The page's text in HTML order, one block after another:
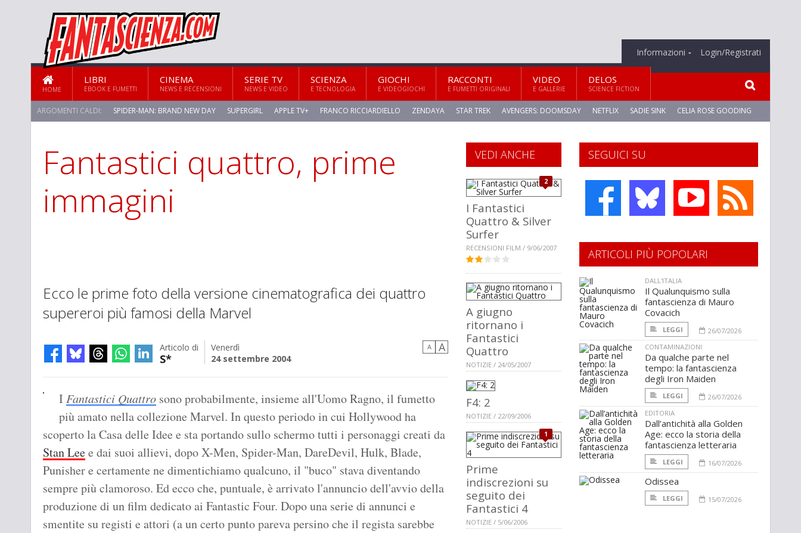
Informazioni Login/Registrati
HOME
LIBRI
EBOOK E FUMETTI
CINEMA
NEWS E RECENSIONI
SERIE TV
NEWS E VIDEO
SCIENZA
E TECNOLOGIA
GIOCHI
E VIDEOGIOCHI
RACCONTI
E FUMETTI ORIGINALI
VIDEO
E GALLERIE
DELOS
SCIENCE FICTION
ARGOMENTI CALDI: SPIDER-MAN: BRAND NEW DAY SUPERGIRL APPLE TV+ FRANCO RICCIARDIELLO ZENDAYA STAR TREK AVENGERS: DOOMSDAY NETFLIX SADIE SINK CELIA ROSE GOODING
Fantastici quattro, prime
immagini
Ecco le prime foto della versione cinematografica dei quattro
supereroi più famosi della Marvel
Articolo di
S*
Venerdì
24 settembre 2004
A A
I Fantastici Quattro sono probabilmente, insieme all'Uomo Ragno, il fumetto
più amato nella collezione Marvel. In questo periodo in cui Hollywood ha
scoperto la Casa delle Idee e sta portando sullo schermo tutti i personaggi creati da
Stan Leee dai suoi allievi, dopo X-Men, Spider-Man, DareDevil, Hulk, Blade,
Punisher e certamente ne dimentichiamo qualcuno, il "buco" stava diventando
sempre più clamoroso. Ed ecco che, puntuale, è arrivato l'annuncio dell'avvio della
produzione di un film dedicato ai Fantastic Four. Dopo una serie di annunci e
smentite su registi e attori (a un certo punto pareva persino che il regista sarebbe
SEGUICI SU
VEDI ANCHE
2
I Fantastici
Quattro & Silver
Surfer
RECENSIONI FILM / 9/06/2007
A giugno
ritornano i
Fantastici
Quattro
NOTIZIE / 24/05/2007
F4: 2
NOTIZIE / 22/09/2006
1
Prime
indiscrezioni su
seguito dei
Fantastici 4
NOTIZIE / 5/06/2006
ARTICOLI PIÙ POPOLARI
DALL'ITALIA
Il Qualunquismo sulla
fantascienza di Mauro
Covacich
LEGGI
26/07/2026
CONTAMINAZIONI
Da qualche parte nel
tempo: la fantascienza
degli Iron Maiden
LEGGI
26/07/2026
EDITORIA
Dall’antichità alla Golden
Age: ecco la storia della
fantascienza letteraria
LEGGI 16/07/2026
Odissea
LEGGI 15/07/2026